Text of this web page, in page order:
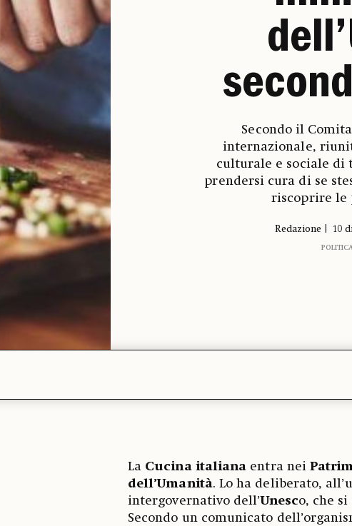
Secondo il
internazionale,
culturale e sociale di
prendersi cura di se
riscoprire le
Redazione 10
La Cucina italiana entra nei
dell’Umanità. Lo ha deliberato,
intergovernativo dell’Unesco, che
Secondo un comunicato